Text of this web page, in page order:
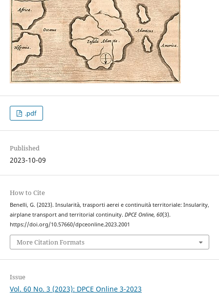
.pdf
Published
2023-10-09
How to Cite
Benelli, G. (2023). Insularità, trasporti aerei e continuità territoriale: Insularity,
airplane transport and territorial continuity. DPCE Online, 60(3).
https://doi.org/10.57660/dpceonline.2023.2001
More Citation Formats
Issue
Vol. 60 No. 3 (2023): DPCE Online 3-2023